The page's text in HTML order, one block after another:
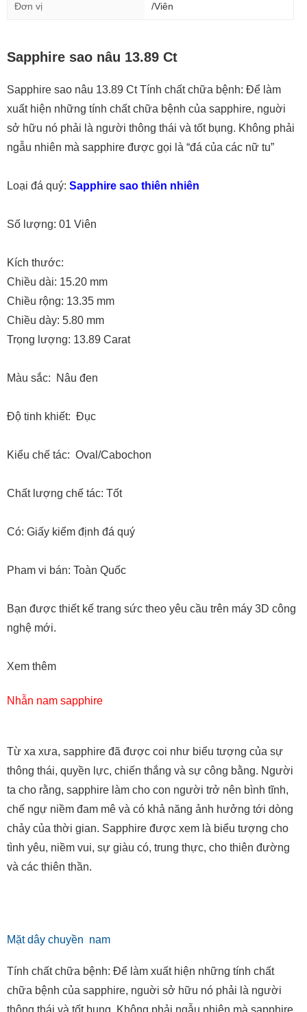
Đơn vị /Viên
Sapphire sao nâu 13.89 Ct
Sapphire sao nâu 13.89 Ct Tính chất chữa bệnh: Để làm
xuất hiện những tính chất chữa bệnh của sapphire, nguời
sở hữu nó phải là người thông thái và tốt bụng. Không phải
ngẫu nhiên mà sapphire được gọi là “đá của các nữ tu”
Loại đá quý: Sapphire sao thiên nhiên
Số lượng: 01 Viên
Kích thước:
Chiều dài: 15.20 mm
Chiều rộng: 13.35 mm
Chiều dày: 5.80 mm
Trọng lượng: 13.89 Carat
Màu sắc: Nâu đen
Độ tinh khiết: Đục
Kiểu chế tác: Oval/Cabochon
Chất lượng chế tác: Tốt
Có: Giấy kiểm định đá quý
Pham vi bán: Toàn Quốc
Bạn được thiết kế trang sức theo yêu cầu trên máy 3D công
nghệ mới.
Xem thêm
Nhẫn nam sapphire
Từ xa xưa, sapphire đã được coi như biểu tượng của sự
thông thái, quyền lực, chiến thắng và sự công bằng. Người
ta cho rằng, sapphire làm cho con người trở nên bình tĩnh,
chế ngự niềm đam mê và có khả năng ảnh hưởng tới dòng
chảy của thời gian. Sapphire được xem là biểu tượng cho
tình yêu, niềm vui, sự giàu có, trung thực, cho thiên đường
và các thiên thần.
Mặt dây chuyền nam
Tính chất chữa bệnh: Để làm xuất hiện những tính chất
chữa bệnh của sapphire, nguời sở hữu nó phải là người